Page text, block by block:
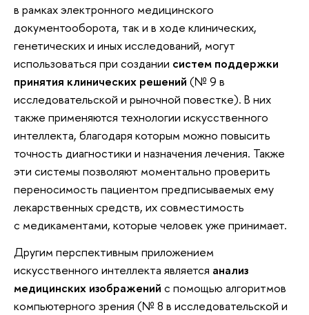
в рамках электронного медицинского
документооборота, так и в ходе клинических,
генетических и иных исследований, могут
использоваться при создании систем поддержки
принятия клинических решений (№ 9 в
исследовательской и рыночной повестке). В них
также применяются технологии искусственного
интеллекта, благодаря которым можно повысить
точность диагностики и назначения лечения. Также
эти системы позволяют моментально проверить
переносимость пациентом предписываемых ему
лекарственных средств, их совместимость
с медикаментами, которые человек уже принимает.
Другим перспективным приложением
искусственного интеллекта является анализ
медицинских изображений с помощью алгоритмов
компьютерного зрения (№ 8 в исследовательской и